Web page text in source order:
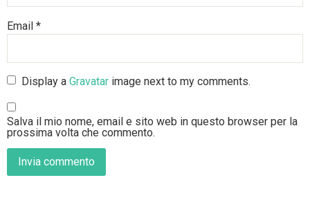
Email *
Display aGravatar image next to my comments.
Salva il mio nome, email e sito web in questo browser per la
prossima volta che commento.